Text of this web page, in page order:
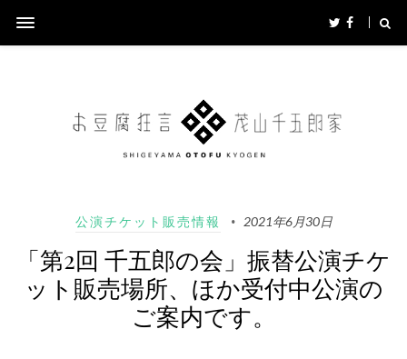
公演チケット販売情報 2021年6月30日
「第2回 千五郎の会」振替公演チケ
ット販売場所、ほか受付中公演の
ご案内です。